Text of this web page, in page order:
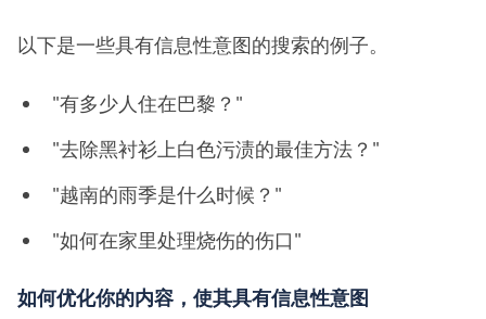
以下是一些具有信息性意图的搜索的例子。
"有多少人住在巴黎？"
"去除黑衬衫上白色污渍的最佳方法？"
"越南的雨季是什么时候？"
"如何在家里处理烧伤的伤口"
如何优化你的内容，使其具有信息性意图